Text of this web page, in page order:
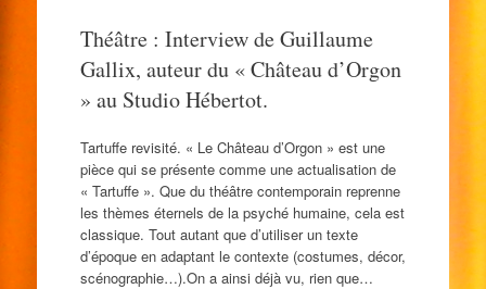
Théâtre : Interview de Guillaume
Gallix, auteur du « Château d’Orgon
» au Studio Hébertot.
Tartuffe revisité. « Le Château d’Orgon » est une
pièce qui se présente comme une actualisation de
« Tartuffe ». Que du théâtre contemporain reprenne
les thèmes éternels de la psyché humaine, cela est
classique. Tout autant que d’utiliser un texte
d’époque en adaptant le contexte (costumes, décor,
scénographie…).On a ainsi déjà vu, rien que…